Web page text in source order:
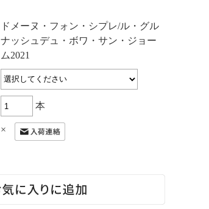
ドメーヌ・フォン・シプレ/ル・グル
ナッシュデュ・ボワ・サン・ジョー
ム2021
本
×